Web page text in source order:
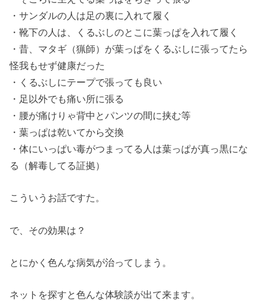
・サンダルの人は足の裏に入れて履く
・靴下の人は、くるぶしのとこに葉っぱを入れて履く
・昔、マタギ（猟師）が葉っぱをくるぶしに張ってたら
怪我もせず健康だった
・くるぶしにテープで張っても良い
・足以外でも痛い所に張る
・腰が痛けりゃ背中とパンツの間に挟む等
・葉っぱは乾いてから交換
・体にいっぱい毒がつまってる人は葉っぱが真っ黒にな
る（解毒してる証拠）
こういうお話ですた。
で、その効果は？
とにかく色んな病気が治ってしまう。
ネットを探すと色んな体験談が出て来ます。